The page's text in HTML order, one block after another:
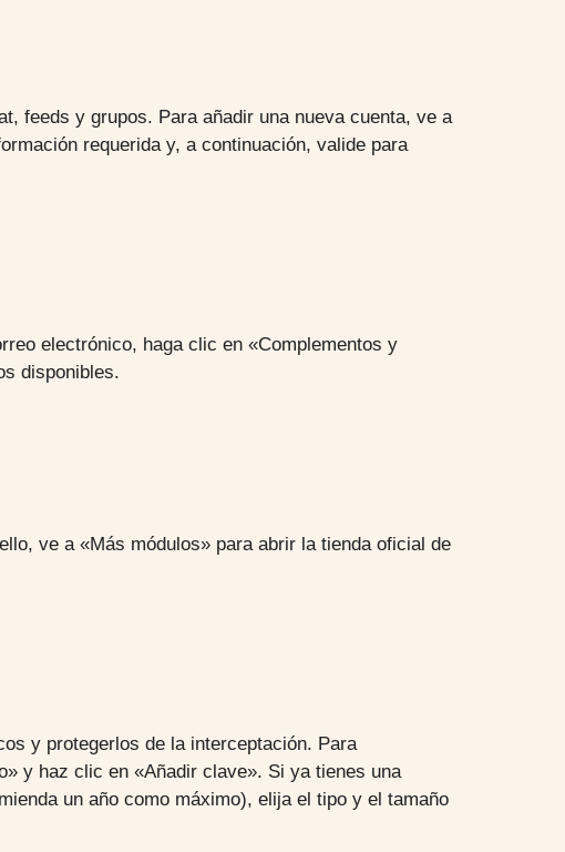
feeds y grupos. Para añadir una nueva cuenta, ve a
requerida y, a continuación, valide para
electrónico, haga clic en «Complementos y
disponibles.
ve a «Más módulos» para abrir la tienda oficial de
y protegerlos de la interceptación. Para
y haz clic en «Añadir clave». Si ya tienes una
un año como máximo), elija el tipo y el tamaño